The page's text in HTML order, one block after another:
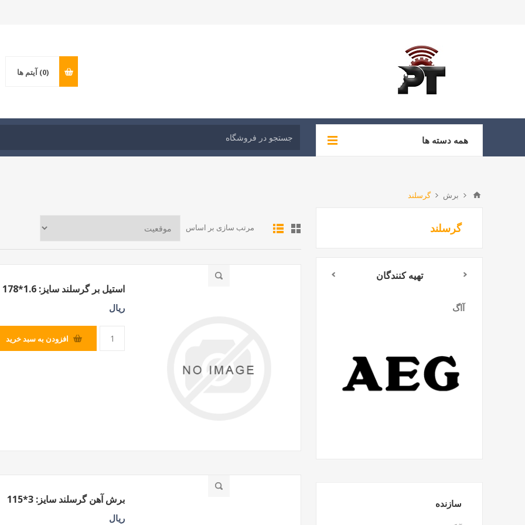
(0) آیتم ها
همه دسته ها
برش گرسلند
مرتب سازی بر اساس
استیل بر گرسلند سایز: 1.6*178
ریال
افزودن به سبد خرید
برش آهن گرسلند سایز: 3*115
ریال
گرسلند
تهیه کنندگان
آاگ SILVER
سازنده